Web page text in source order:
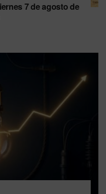
7 de agosto de